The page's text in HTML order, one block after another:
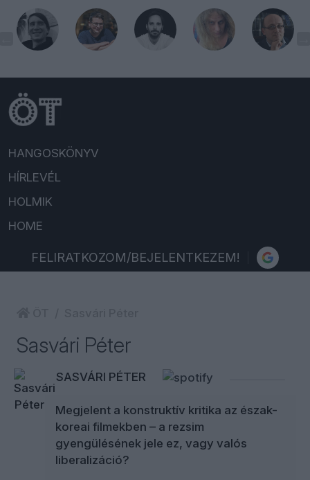
HANGOSKÖNYV
HÍRLEVÉL
HOLMIK
HOME
FELIRATKOZOM/BEJELENTKEZEM!
Sasvári Péter
SASVÁRI PÉTER
Megjelent a konstruktív kritika az észak-
koreai filmekben – a rezsim
gyengülésének jele ez, vagy valós
liberalizáció?